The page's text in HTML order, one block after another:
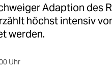
Adaption des
höchst intensiv
werden.
Uhr